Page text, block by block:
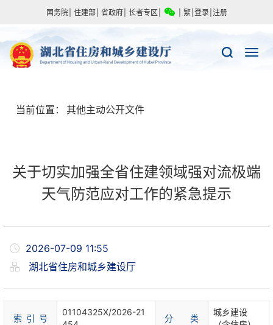
国务院 住建部 省政府 长者专区 繁 登录 注册
当前位置： 其他主动公开文件
关于切实加强全省住建领域强对流极端
天气防范应对工作的紧急提示
2026-07-09 11:55
湖北省住房和城乡建设厅
索 引 号
01104325X/2026-21
分 类
城乡建设